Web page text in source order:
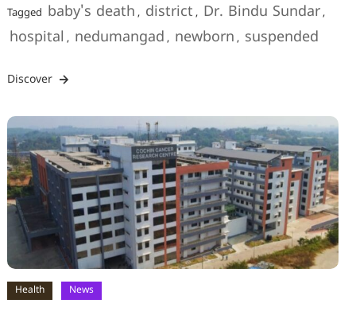
Tagged baby's death , district , Dr. Bindu Sundar,
hospital , nedumangad , newborn , suspended
Discover
Health News